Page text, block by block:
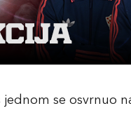
se osvrnuo